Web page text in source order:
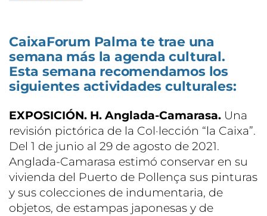
CaixaForum Palma te trae una
semana más la agenda cultural.
Esta semana recomendamos los
siguientes actividades culturales:
EXPOSICIÓN. H. Anglada-Camarasa. Una
revisión pictórica de la Col·lección “la Caixa”.
Del 1 de junio al 29 de agosto de 2021.
Anglada-Camarasa estimó conservar en su
vivienda del Puerto de Pollença sus pinturas
y sus colecciones de indumentaria, de
objetos, de estampas japonesas y de